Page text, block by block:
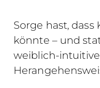
Sorge hast,
könnte – und
weiblich-